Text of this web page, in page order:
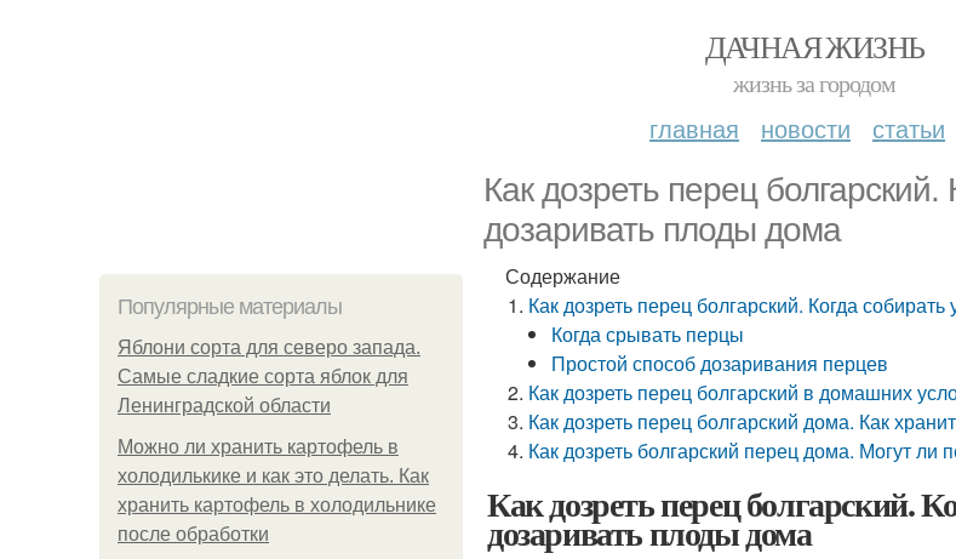
ДАЧНАЯ ЖИЗНЬ
жизнь за городом
главная новости статьи
Как дозреть перец
дозаривать плоды дома
Популярные материалы
Яблони сорта для северо запада.
Самые сладкие сорта яблок для
Ленинградской области
Можно ли хранить картофель в
холодилькике и как это делать. Как
хранить картофель в холодильнике
после обработки
Содержание
Как дозреть перец болгарский. Когда
Когда срывать перцы
Простой способ дозаривания перцев
Как дозреть перец болгарский в домашних
Как дозреть перец болгарский дома. Как
Как дозреть болгарский перец дома. Могут
Как дозреть перец болгарский.
дозаривать плоды дома